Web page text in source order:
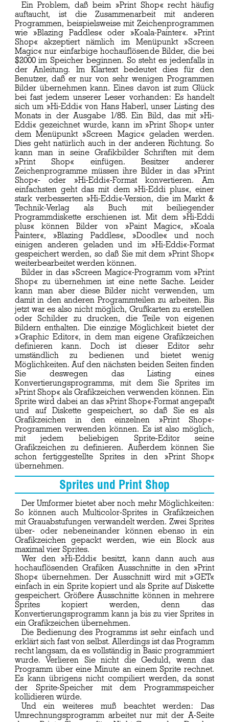
Ein Problem, daß beim »Print Shop« recht häufig
auftaucht, ist die Zusammenarbeit mit anderen
Programmen, beispielsweise mit Zeichenprogrammen
wie »Blazing Paddles« oder »Koala-Painter«. »Print
Shop« akzeptiert nämlich im Menüpunkt »Screen
Magic« nur einfarbige hochauflösende Bilder, die bei
$2000 im Speicher beginnen. So steht es jedenfalls in
der Anleitung. Im Klartext bedeutet dies für den
Benutzer, daß er nur von sehr wenigen Programmen
Bilder übernehmen kann. Eines davon ist zum Glück
bei fast jedem unserer Leser vorhanden: Es handelt
sich um »Hi-Eddi« von Hans Haberl, unser Listing des
Monats in der Ausgabe 1/85. Ein Bild, das mit »Hi-
Eddi« gezeichnet wurde, kann im »Print Shop« unter
dem Menüpunkt »Screen Magic« geladen werden.
Dies geht natürlich auch in der anderen Richtung. So
kann man in seine Grafikbilder Schriften mit dem
»Print Shop« einfügen. Besitzer anderer
Zeichenprogramme müssen ihre Bilder in das »Print
Shop«- oder »Hi-Eddi«-Format konvertieren. Am
einfachsten geht das mit dem »Hi-Eddi plus«, einer
stark verbesserten »Hi-Eddi«-Version, die im Markt &
Technik-Verlag als Buch mit beiliegender
Programmdiskette erschienen ist. Mit dem »Hi-Eddi
plus« können Bilder von »Paint Magic«, »Koala
Painter«, »Blazing Paddles«, »Doodle« und noch
einigen anderen geladen und im »Hi-Eddi«-Format
gespeichert werden, so daß Sie mit dem »Print Shop«
weiterbearbeitet werden können.
Bilder in das »Screen Magic«-Programm vom »Print
Shop« zu übernehmen ist eine nette Sache. Leider
kann man aber diese Bilder nicht verwenden, um
damit in den anderen Programmteilen zu arbeiten. Bis
jetzt war es also nicht möglich, Grußkarten zu erstellen
oder Schilder zu drucken, die Teile von eigenen
Bildern enthalten. Die einzige Möglichkeit bietet der
»Graphic Editor«, in dem man eigene Grafikzeichen
definieren kann. Doch ist dieser Editor sehr
umständlich zu bedienen und bietet wenig
Möglichkeiten. Auf den nächsten beiden Seiten finden
Sie deswegen das Listing eines
Konvertierungsprogramms, mit dem Sie Sprites im
»Print Shop« als Grafikzeichen verwenden können. Ein
Sprite wird dabei an das »Print Shop«-Format angepaßt
und auf Diskette gespeichert, so daß Sie es als
Grafikzeichen in den einzelnen »Print Shop«-
Programmen verwenden können. Es ist also möglich,
mit jedem beliebigen Sprite-Editor seine
Grafikzeichen zu definieren. Außerdem können Sie
schon fertiggestellte Sprites in den »Print Shop«
übernehmen.
Sprites und Print Shop
Der Umformer bietet aber noch mehr Möglichkeiten:
So können auch Multicolor-Sprites in Grafikzeichen
mit Grauabstufungen verwandelt werden. Zwei Sprites
über- oder nebeneinander können ebenso in ein
Grafikzeichen gepackt werden, wie ein Block aus
maximal vier Sprites.
Wer den »Hi-Eddi« besitzt, kann dann auch aus
hochauflösenden Grafiken Ausschnitte in den »Print
Shop« übernehmen. Der Ausschnitt wird mit »GET«
einfach in ein Sprite kopiert und als Sprite auf Diskette
gespeichert. Größere Ausschnitte können in mehrere
Sprites kopiert werden, denn das
Konvertierungsprogramm kann ja bis zu vier Sprites in
ein Grafikzeichen übernehmen.
Die Bedienung des Programms ist sehr einfach und
erklärt sich fast von selbst. Allerdings ist das Programm
recht langsam, da es vollständig in Basic programmiert
wurde. Verlieren Sie nicht die Geduld, wenn das
Programm über eine Minute an einem Sprite rechnet.
Es kann übrigens nicht compiliert werden, da sonst
der Sprite-Speicher mit dem Programmspeicher
kollidieren würde.
Und ein weiteres muß beachtet werden: Das
Umrechnungsprogramm arbeitet nur mit der A-Seite